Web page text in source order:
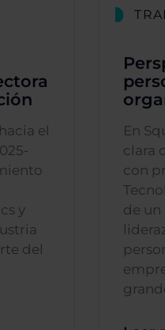
el
y
del
En
clara
con
de